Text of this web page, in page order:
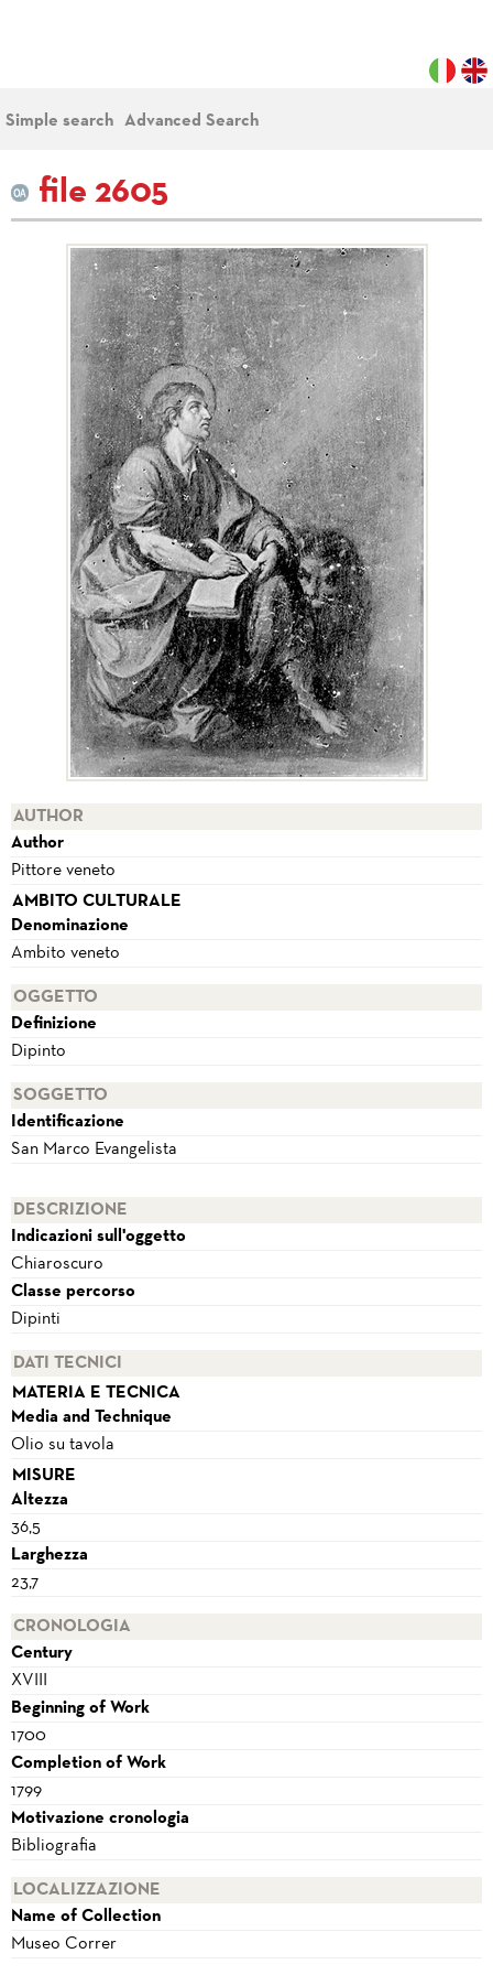
Simple search Advanced Search
file 2605
AUTHOR
Author
Pittore veneto
AMBITO CULTURALE
Denominazione
Ambito veneto
OGGETTO
Definizione
Dipinto
SOGGETTO
Identificazione
San Marco Evangelista
DESCRIZIONE
Indicazioni sull'oggetto
Chiaroscuro
Classe percorso
Dipinti
DATI TECNICI
MATERIA E TECNICA
Media and Technique
Olio su tavola
MISURE
Altezza
36,5
Larghezza
23,7
CRONOLOGIA
Century
XVIII
Beginning of Work
1700
Completion of Work
1799
Motivazione cronologia
Bibliografia
LOCALIZZAZIONE
Name of Collection
Museo Correr